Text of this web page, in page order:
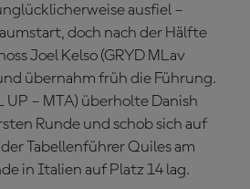
ausfiel –
doch nach der Hälfte
Joel Kelso (GRYD MLav
übernahm früh die Führung.
UP – MTA) überholte Danish
Runde und schob sich auf
Tabellenführer Quiles am
in Italien auf Platz 14 lag.